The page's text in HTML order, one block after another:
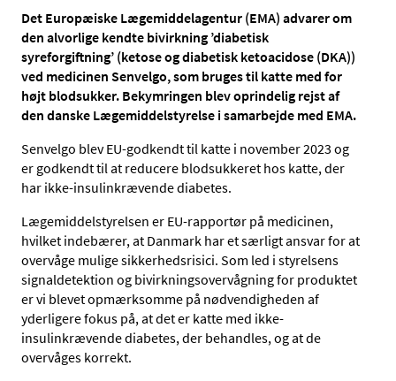
Det Europæiske Lægemiddelagentur (EMA) advarer om
den alvorlige kendte bivirkning ’diabetisk
syreforgiftning’ (ketose og diabetisk ketoacidose (DKA))
ved medicinen Senvelgo, som bruges til katte med for
højt blodsukker. Bekymringen blev oprindelig rejst af
den danske Lægemiddelstyrelse i samarbejde med EMA.
Senvelgo blev EU-godkendt til katte i november 2023 og
er godkendt til at reducere blodsukkeret hos katte, der
har ikke-insulinkrævende diabetes.
Lægemiddelstyrelsen er EU-rapportør på medicinen,
hvilket indebærer, at Danmark har et særligt ansvar for at
overvåge mulige sikkerhedsrisici. Som led i styrelsens
signaldetektion og bivirkningsovervågning for produktet
er vi blevet opmærksomme på nødvendigheden af
yderligere fokus på, at det er katte med ikke-
insulinkrævende diabetes, der behandles, og at de
overvåges korrekt.